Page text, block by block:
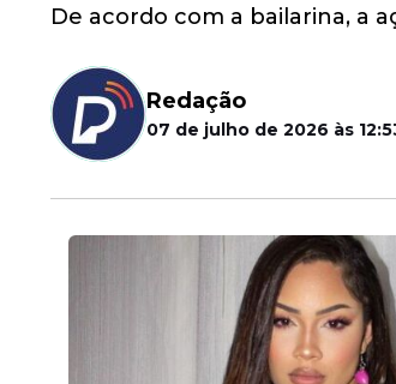
De acordo com a bailarina, a
Redação
07 de julho de 2026 às